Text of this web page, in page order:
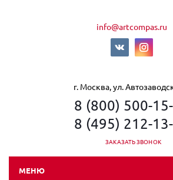
info@artcompas.ru
г. Москва, ул.
8 (800) 500-
8 (495) 212-
ЗАКАЗАТЬ ЗВОНОК
МЕНЮ